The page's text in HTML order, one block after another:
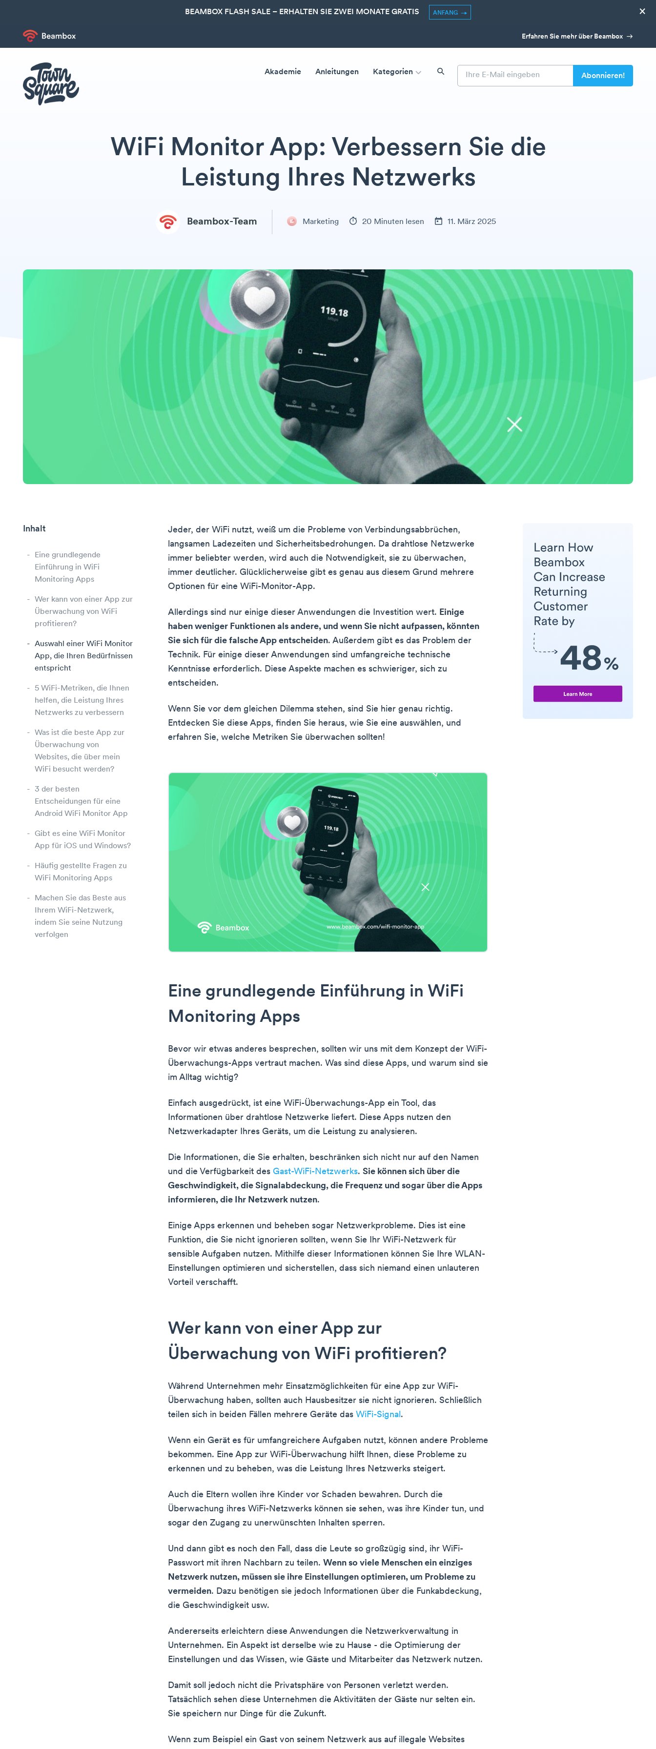
BEAMBOX FLASH SALE – ERHALTEN SIE ZWEI MONATE GRATIS ANFANG ×
Erfahren Sie mehr über Beambox
Akademie Anleitungen Kategorien
WiFi Monitor App: Verbessern Sie die
Leistung Ihres Netzwerks
Beambox-Team Marketing 20 Minuten lesen 11. März 2025
Inhalt
Eine grundlegende
Einführung in WiFi
Monitoring Apps
Wer kann von einer App zur
Überwachung von WiFi
profitieren?
Auswahl einer WiFi Monitor
App, die Ihren Bedürfnissen
entspricht
5 WiFi-Metriken, die Ihnen
helfen, die Leistung Ihres
Netzwerks zu verbessern
Was ist die beste App zur
Überwachung von
Websites, die über mein
WiFi besucht werden?
3 der besten
Entscheidungen für eine
Android WiFi Monitor App
Gibt es eine WiFi Monitor
App für iOS und Windows?
Häufig gestellte Fragen zu
WiFi Monitoring Apps
Machen Sie das Beste aus
Ihrem WiFi-Netzwerk,
indem Sie seine Nutzung
verfolgen
Jeder, der WiFi nutzt, weiß um die Probleme von Verbindungsabbrüchen,
langsamen Ladezeiten und Sicherheitsbedrohungen. Da drahtlose Netzwerke
immer beliebter werden, wird auch die Notwendigkeit, sie zu überwachen,
immer deutlicher. Glücklicherweise gibt es genau aus diesem Grund mehrere
Optionen für eine WiFi-Monitor-App.
Allerdings sind nur einige dieser Anwendungen die Investition wert. Einige
haben weniger Funktionen als andere, und wenn Sie nicht aufpassen, könnten
Sie sich für die falsche App entscheiden. Außerdem gibt es das Problem der
Technik. Für einige dieser Anwendungen sind umfangreiche technische
Kenntnisse erforderlich. Diese Aspekte machen es schwieriger, sich zu
entscheiden.
Wenn Sie vor dem gleichen Dilemma stehen, sind Sie hier genau richtig.
Entdecken Sie diese Apps, finden Sie heraus, wie Sie eine auswählen, und
erfahren Sie, welche Metriken Sie überwachen sollten!
Eine grundlegende Einführung in WiFi
Monitoring Apps
Bevor wir etwas anderes besprechen, sollten wir uns mit dem Konzept der WiFi-
Überwachungs-Apps vertraut machen. Was sind diese Apps, und warum sind sie
im Alltag wichtig?
Einfach ausgedrückt, ist eine WiFi-Überwachungs-App ein Tool, das
Informationen über drahtlose Netzwerke liefert. Diese Apps nutzen den
Netzwerkadapter Ihres Geräts, um die Leistung zu analysieren.
Die Informationen, die Sie erhalten, beschränken sich nicht nur auf den Namen
und die Verfügbarkeit des Gast-WiFi-Netzwerks. Sie können sich über die
Geschwindigkeit, die Signalabdeckung, die Frequenz und sogar über die Apps
informieren, die Ihr Netzwerk nutzen.
Einige Apps erkennen und beheben sogar Netzwerkprobleme. Dies ist eine
Funktion, die Sie nicht ignorieren sollten, wenn Sie Ihr WiFi-Netzwerk für
sensible Aufgaben nutzen. Mithilfe dieser Informationen können Sie Ihre WLAN-
Einstellungen optimieren und sicherstellen, dass sich niemand einen unlauteren
Vorteil verschafft.
Wer kann von einer App zur
Überwachung von WiFi profitieren?
Während Unternehmen mehr Einsatzmöglichkeiten für eine App zur WiFi-
Überwachung haben, sollten auch Hausbesitzer sie nicht ignorieren. Schließlich
teilen sich in beiden Fällen mehrere Geräte das WiFi-Signal.
Wenn ein Gerät es für umfangreichere Aufgaben nutzt, können andere Probleme
bekommen. Eine App zur WiFi-Überwachung hilft Ihnen, diese Probleme zu
erkennen und zu beheben, was die Leistung Ihres Netzwerks steigert.
Auch die Eltern wollen ihre Kinder vor Schaden bewahren. Durch die
Überwachung ihres WiFi-Netzwerks können sie sehen, was ihre Kinder tun, und
sogar den Zugang zu unerwünschten Inhalten sperren.
Und dann gibt es noch den Fall, dass die Leute so großzügig sind, ihr WiFi-
Passwort mit ihren Nachbarn zu teilen. Wenn so viele Menschen ein einziges
Netzwerk nutzen, müssen sie ihre Einstellungen optimieren, um Probleme zu
vermeiden. Dazu benötigen sie jedoch Informationen über die Funkabdeckung,
die Geschwindigkeit usw.
Andererseits erleichtern diese Anwendungen die Netzwerkverwaltung in
Unternehmen. Ein Aspekt ist derselbe wie zu Hause - die Optimierung der
Einstellungen und das Wissen, wie Gäste und Mitarbeiter das Netzwerk nutzen.
Damit soll jedoch nicht die Privatsphäre von Personen verletzt werden.
Tatsächlich sehen diese Unternehmen die Aktivitäten der Gäste nur selten ein.
Sie speichern nur Dinge für die Zukunft.
Wenn zum Beispiel ein Gast von seinem Netzwerk aus auf illegale Websites